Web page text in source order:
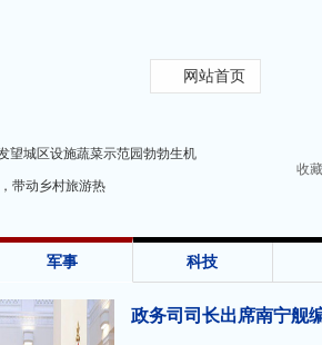
网站首页
望城区设施蔬菜示范园勃勃生机
带动乡村旅游热
收
军事 科技
政务司司长出席南宁舰